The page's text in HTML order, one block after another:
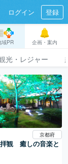
ログイン 登録
域PR 企画・案内
光・レジャー
京都府
観 癒しの音楽と